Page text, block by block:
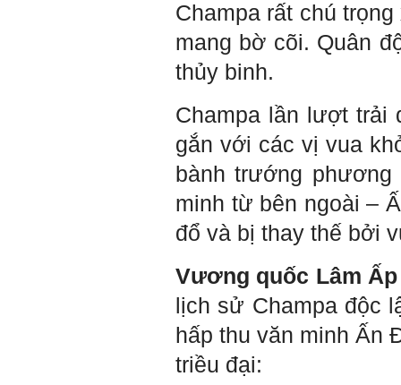
Champa rất chú
mang bờ cõi. Quân
thủy binh.
Champa lần lượt trải
gắn với các vị vua
bành trướng
minh từ bên ngoài –
đổ và bị thay thế bởi
Vương quốc Lâm Ấp
lịch sử Champa độc
hấp thu văn minh Ấn
triều đại: